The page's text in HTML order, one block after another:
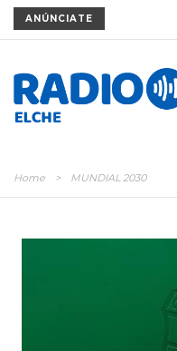
ANÚNCIATE
Home > MUNDIAL 2030